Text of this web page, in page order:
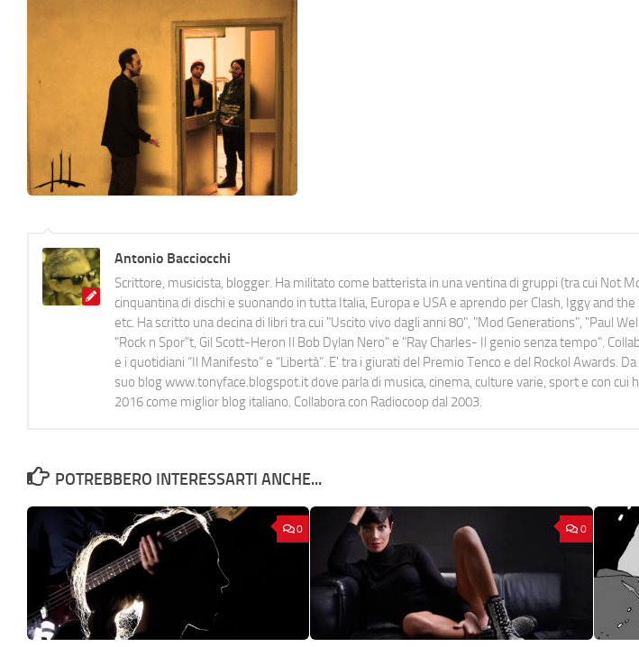
Antonio Bacciocchi
Scrittore, musicista, blogger. Ha militato come batterista in una ventina di gruppi (tra cui Not
cinquantina di dischi e suonando in tutta Italia, Europa e USA e aprendo per Clash, Iggy and
etc. Ha scritto una decina di libri tra cui "Uscito vivo dagli anni 80", "Mod Generations", "Paul
"Rock n Spor"t, Gil Scott-Heron Il Bob Dylan Nero" e "Ray Charles- Il genio senza tempo".
e i quotidiani “Il Manifesto” e “Libertà”. E' tra i giurati del Premio Tenco e del Rockol Awards.
suo blog www.tonyface.blogspot.it dove parla di musica, cinema, culture varie, sport e con cui
2016 come miglior blog italiano. Collabora con Radiocoop dal 2003.
POTREBBERO INTERESSARTI ANCHE...
0 0